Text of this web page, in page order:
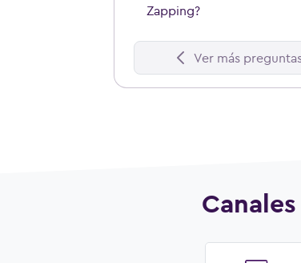
Zapping?
Ver más